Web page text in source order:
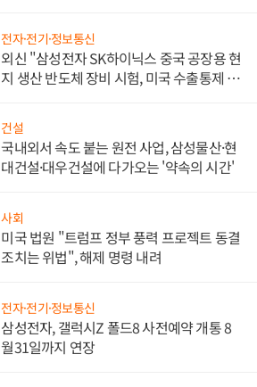
전자·전기·정보통신
외신 "삼성전자 SK하이닉스 중국 공장용 현
지 생산 반도체 장비 시험, 미국 수출통제 대
건설
국내외서 속도 붙는 원전 사업, 삼성물산·현
대건설·대우건설에 다가오는 '약속의 시간'
사회
미국 법원 "트럼프 정부 풍력 프로젝트 동결
조치는 위법", 해제 명령 내려
전자·전기·정보통신
삼성전자, 갤럭시Z 폴드8 사전예약 개통 8
월31일까지 연장